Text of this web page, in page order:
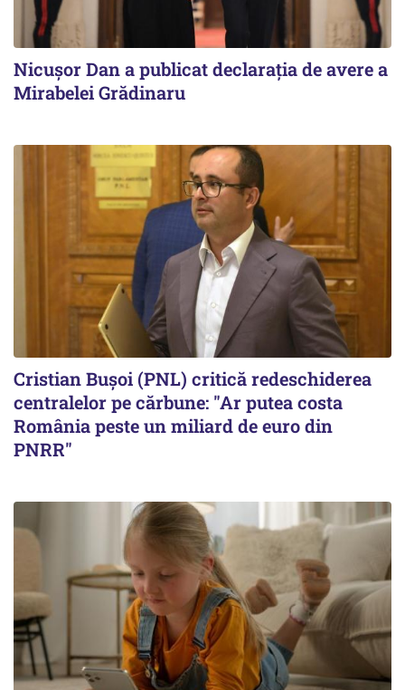
Nicuşor Dan a publicat declaraţia de avere a
Mirabelei Grădinaru
Cristian Bușoi (PNL) critică redeschiderea
centralelor pe cărbune: "Ar putea costa
România peste un miliard de euro din
PNRR"